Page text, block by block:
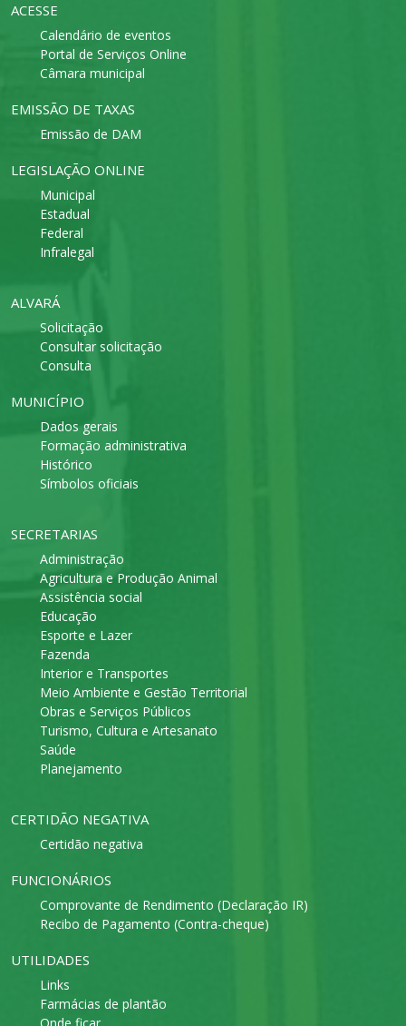
ACESSE
Calendário de eventos
Portal de Serviços Online
Câmara municipal
EMISSÃO DE TAXAS
Emissão de DAM
LEGISLAÇÃO ONLINE
Municipal
Estadual
Federal
Infralegal
ALVARÁ
Solicitação
Consultar solicitação
Consulta
MUNICÍPIO
Dados gerais
Formação administrativa
Histórico
Símbolos oficiais
SECRETARIAS
Administração
Agricultura e Produção Animal
Assistência social
Educação
Esporte e Lazer
Fazenda
Interior e Transportes
Meio Ambiente e Gestão Territorial
Obras e Serviços Públicos
Turismo, Cultura e Artesanato
Saúde
Planejamento
CERTIDÃO NEGATIVA
Certidão negativa
FUNCIONÁRIOS
Comprovante de Rendimento (Declaração IR)
Recibo de Pagamento (Contra-cheque)
UTILIDADES
Links
Farmácias de plantão